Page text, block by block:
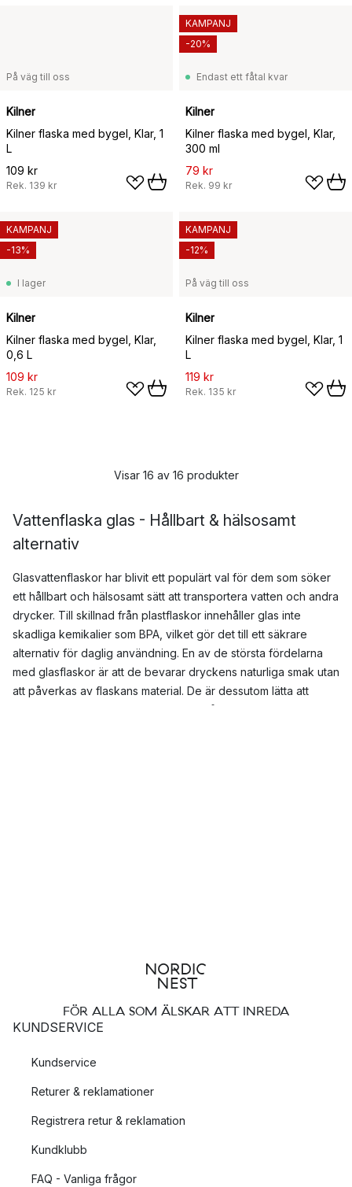
På väg till oss
Kilner
Kilner flaska med bygel, Klar, 1
L
109 kr
Rek. 139 kr
Endast ett fåtal kvar
Kilner
Kilner flaska med bygel, Klar,
300 ml
79 kr
Rek. 99 kr
KAMPANJ
-20%
I lager
Kilner
Kilner flaska med bygel, Klar,
0,6 L
109 kr
Rek. 125 kr
KAMPANJ
-13%
På väg till oss
Kilner
Kilner flaska med bygel, Klar, 1
L
119 kr
Rek. 135 kr
KAMPANJ
-12%
Visar 16 av 16 produkter
Vattenflaska glas - Hållbart & hälsosamt
alternativ
Glasvattenflaskor har blivit ett populärt val för dem som söker
ett hållbart och hälsosamt sätt att transportera vatten och andra
drycker. Till skillnad från plastflaskor innehåller glas inte
skadliga kemikalier som BPA, vilket gör det till ett säkrare
alternativ för daglig användning. En av de största fördelarna
med glasflaskor är att de bevarar dryckens naturliga smak utan
att påverkas av flaskans material. De är dessutom lätta att
rengöra, ofta diskmaskinssäkra, och håller sig fräscha längre
FÖR ALLA SOM ÄLSKAR ATT INREDA
KUNDSERVICE
Kundservice
Returer & reklamationer
Registrera retur & reklamation
Kundklubb
FAQ - Vanliga frågor